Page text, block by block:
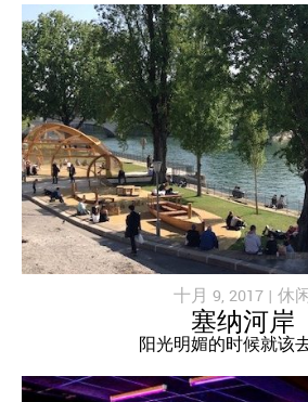
十月 9, 2017 | 休闲
塞纳河岸
阳光明媚的时候就该